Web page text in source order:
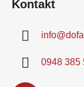
Kontakt
info@
0948 385